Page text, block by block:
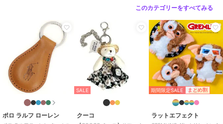
このカテゴリーをすべてみる
ポロ ラルフ ローレン
SALE
クーコ
期間限定SALE まとめ割
ラットエフェクト